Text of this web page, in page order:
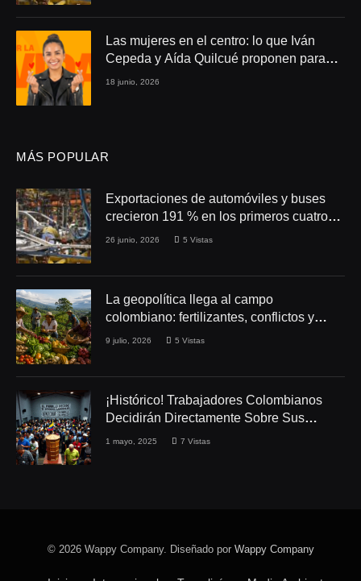
Las mujeres en el centro: lo que Iván
Cepeda y Aída Quilcué proponen para
Colombia
18 junio, 2026
MÁS POPULAR
Exportaciones de automóviles y buses
crecieron 191 % en los primeros cuatro
meses de 2026
26 junio, 2026 5 Vistas
La geopolítica llega al campo
colombiano: fertilizantes, conflictos y
seguridad alimentaria
9 julio, 2026 5 Vistas
¡Histórico! Trabajadores Colombianos
Decidirán Directamente Sobre Sus
Derechos Laborales
1 mayo, 2025 7 Vistas
© 2026 Wappy Company. Diseñado por Wappy Company